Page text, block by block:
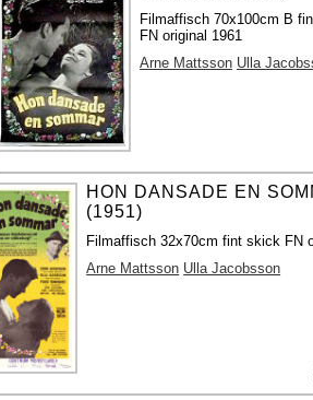
Filmaffisch 70x100cm B
FN original 1961
Arne Mattsson Ulla
HON DANSADE EN
(1951)
Filmaffisch 32x70cm fint skick FN
Arne Mattsson Ulla Jacobsson